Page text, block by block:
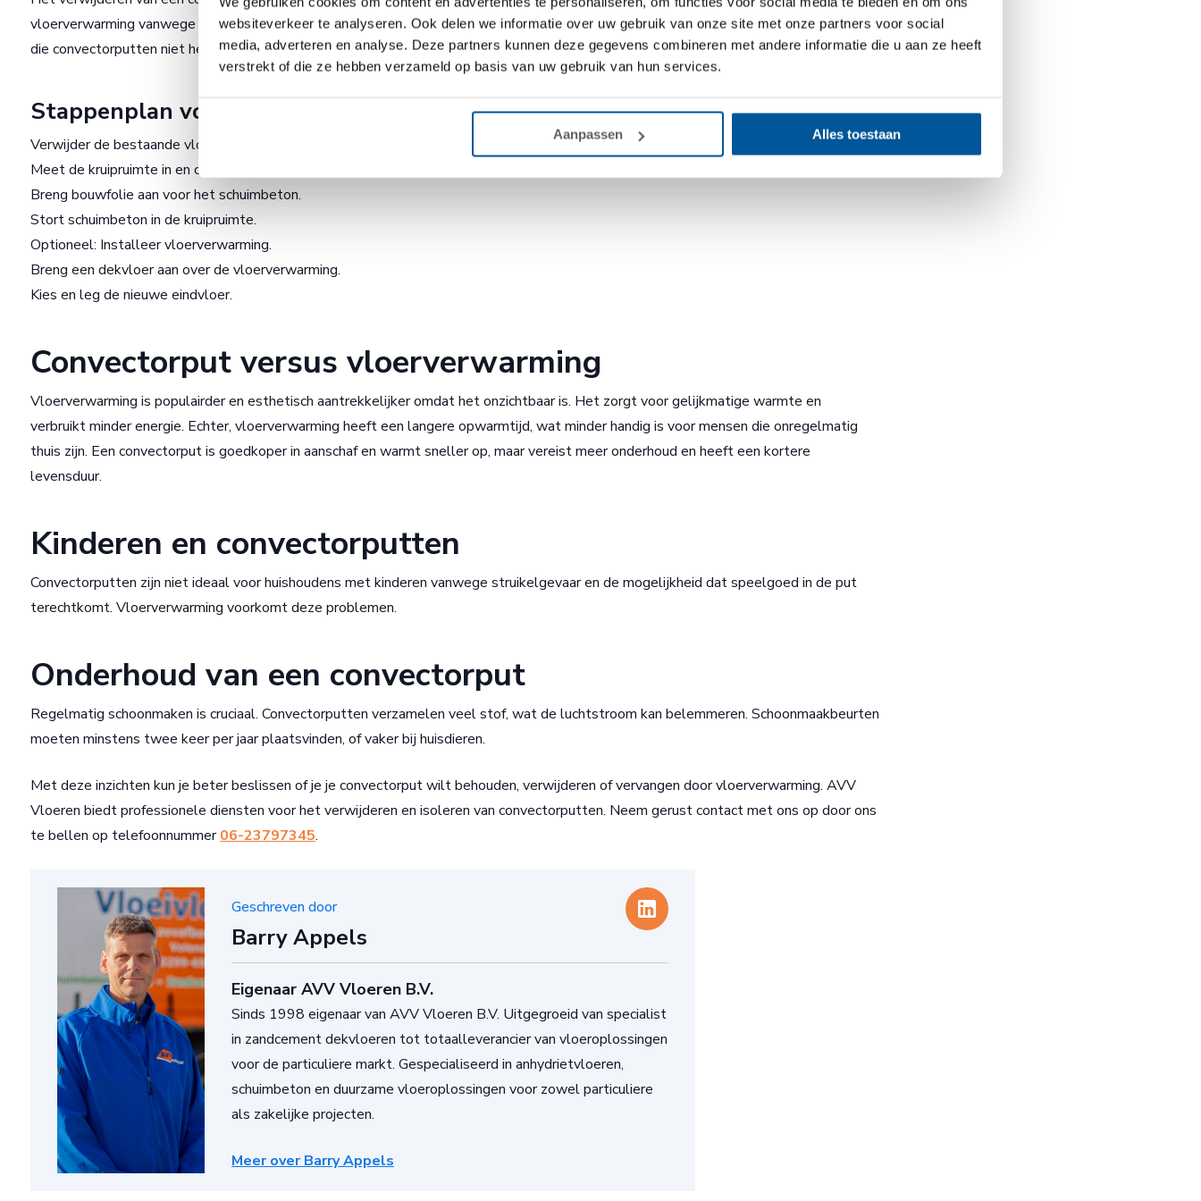
websiteverkeer te analyseren. Ook delen we informatie over uw gebruik van onze site met onze partners voor social
media, adverteren en analyse. Deze partners kunnen deze gegevens combineren met andere informatie die u aan ze heeft
verstrekt of die ze hebben verzameld op basis van uw gebruik van hun services.
Aanpassen Alles toestaan
vloerverwarming vanwege het hogere comfort en de energiebesparing. Vloerverwarming gaat langer mee en biedt diverse voordelen
die convectorputten niet hebben.
Stappenplan voor verwijdering en isolatie
Verwijder de bestaande vloer.
Meet de kruipruimte in en controleer het leidingwerk.
Breng bouwfolie aan voor het schuimbeton.
Stort schuimbeton in de kruipruimte.
Optioneel: Installeer vloerverwarming.
Breng een dekvloer aan over de vloerverwarming.
Kies en leg de nieuwe eindvloer.
Convectorput versus vloerverwarming
Vloerverwarming is populairder en esthetisch aantrekkelijker omdat het onzichtbaar is. Het zorgt voor gelijkmatige warmte en
verbruikt minder energie. Echter, vloerverwarming heeft een langere opwarmtijd, wat minder handig is voor mensen die onregelmatig
thuis zijn. Een convectorput is goedkoper in aanschaf en warmt sneller op, maar vereist meer onderhoud en heeft een kortere
levensduur.
Kinderen en convectorputten
Convectorputten zijn niet ideaal voor huishoudens met kinderen vanwege struikelgevaar en de mogelijkheid dat speelgoed in de put
terechtkomt. Vloerverwarming voorkomt deze problemen.
Onderhoud van een convectorput
Regelmatig schoonmaken is cruciaal. Convectorputten verzamelen veel stof, wat de luchtstroom kan belemmeren. Schoonmaakbeurten
moeten minstens twee keer per jaar plaatsvinden, of vaker bij huisdieren.
Met deze inzichten kun je beter beslissen of je je convectorput wilt behouden, verwijderen of vervangen door vloerverwarming. AVV
Vloeren biedt professionele diensten voor het verwijderen en isoleren van convectorputten. Neem gerust contact met ons op door ons
te bellen op telefoonnummer06-23797345.
Geschreven door
Barry Appels
Eigenaar AVV Vloeren B.V.
Sinds 1998 eigenaar van AVV Vloeren B.V. Uitgegroeid van specialist
in zandcement dekvloeren tot totaalleverancier van vloeroplossingen
voor de particuliere markt. Gespecialiseerd in anhydrietvloeren,
schuimbeton en duurzame vloeroplossingen voor zowel particuliere
als zakelijke projecten.
Meer over Barry Appels